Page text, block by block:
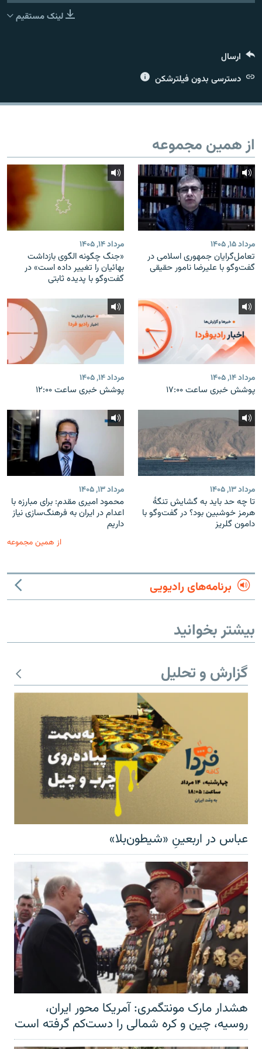
لینک مستقیم
ارسال
دسترسی بدون فیلترشکن
از همین مجموعه
مرداد ۱۵, ۱۴۰۵
تعامل‌گرایان جمهوری اسلامی در
گفت‌وگو با علیرضا نامور حقیقی
مرداد ۱۴, ۱۴۰۵
«جنگ چگونه الگوی بازداشت
بهائیان را تغییر داده است» در
گفت‌وگو با پدیده ثابتی
مرداد ۱۴, ۱۴۰۵
پوشش خبری ساعت ۱۷:۰۰
مرداد ۱۴, ۱۴۰۵
پوشش خبری ساعت ۱۲:۰۰
مرداد ۱۳, ۱۴۰۵
تا چه حد باید به گشایش تنگهٔ
هرمز خوشبین بود؟ در گفت‌وگو با
دامون گلریز
مرداد ۱۳, ۱۴۰۵
محمود امیری مقدم: برای مبارزه با
اعدام در ایران به فرهنگ‌سازی نیاز
داریم
از همین مجموعه
برنامه‌های رادیویی
بیشتر بخوانید
گزارش و تحلیل
عباس در اربعینِ «شیطون‌بلا»
هشدار مارک مونتگمری: آمریکا محور ایران،
روسیه، چین و کره شمالی را دست‌کم گرفته است